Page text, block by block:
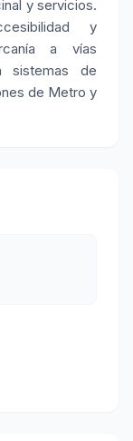
y servicios.
y
a vías
sistemas de
de Metro y